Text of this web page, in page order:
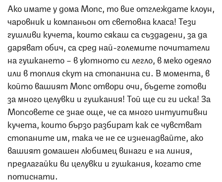
Ако имате у дома Мопс, то вие отглеждате клоун,
чаровник и компаньон от световна класа! Тези
гушливи кучета, които сякаш са създадени, за да
даряват обич, са сред най-големите почитатели
на гушкането – в уютното си легло, в меко одеяло
или в топлия скут на стопанина си. В момента, в
който вашият Мопс отвори очи, бъдете готови
за много целувки и гушкания! Той ще си ги иска! За
Мопсовете се знае още, че са много интуитивни
кучета, които бързо разбират как се чувстват
стопаните им, така че не се изненадвайте, ако
вашият домашен любимец винаги е на линия,
предлагайки ви целувки и гушкания, когато сте
потиснати.